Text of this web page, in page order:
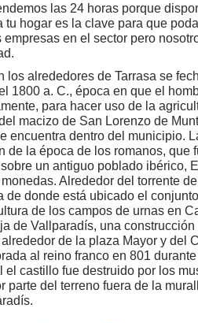
las 24 horas porque
tu hogar es la clave para que
en el sector pero
los alrededores de Tarrasa se
1800 a. C., época en que el
para hacer uso de la
macizo de San Lorenzo de
encuentra dentro del municipio.
de la época de los romanos, que
un antiguo poblado ibérico,
Alrededor del torrente
de donde está ubicado el
de los campos de urnas en
de Vallparadís, una
de la plaza Mayor y del
al reino franco en 801
castillo fue destruido por los
parte del terreno fuera de la